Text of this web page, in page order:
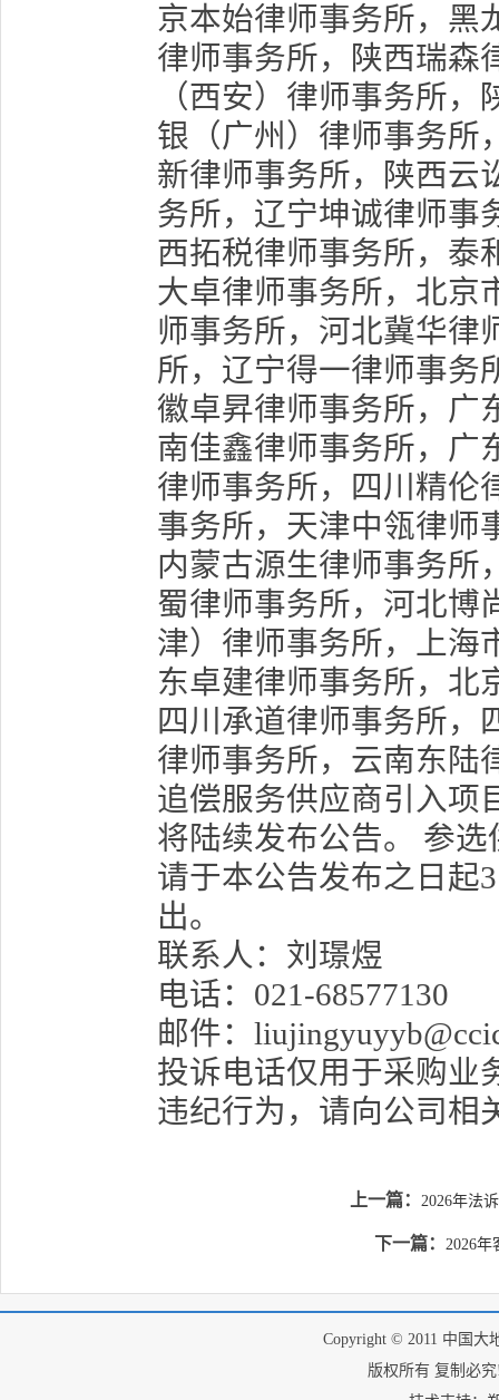
京本始律师事务所，黑
律师事务所，陕西瑞森
（西安）律师事务所
银（广州）律师事务所
新律师事务所，陕西云
务所，辽宁坤诚律师事
西拓税律师事务所，泰
大卓律师事务所，北京
师事务所，河北冀华律
所，辽宁得一律师事务
徽卓昇律师事务所，广
南佳鑫律师事务所，广
律师事务所，四川精伦
事务所，天津中瓴律师
内蒙古源生律师事务所
蜀律师事务所，河北博
津）律师事务所，上海
东卓建律师事务所，北
四川承道律师事务所，
律师事务所，云南东陆
追偿服务供应商引入项
将陆续发布公告。 参
请于本公告发布之日起
出。
联系人：刘璟煜
电话：021-68577130
邮件：
投诉电话仅用于采购业
违纪行为，请向公司相
上一篇： 2026年法
下一篇： 2026年
Copyright © 2011 中国大
版权所有 复制必